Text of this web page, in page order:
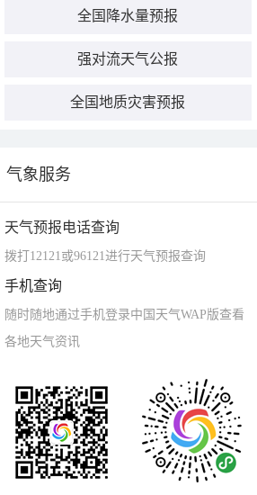
全国降水量预报
强对流天气公报
全国地质灾害预报
气象服务
天气预报电话查询
拨打12121或96121进行天气预报查询
手机查询
随时随地通过手机登录中国天气WAP版查看
各地天气资讯